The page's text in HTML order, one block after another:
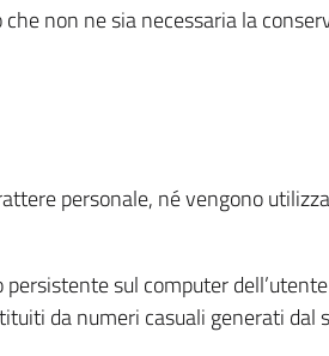
non ne sia necessaria la
personale, né vengono
sul computer
da numeri casuali generati dal